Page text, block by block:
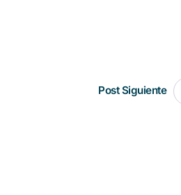
Post Siguiente